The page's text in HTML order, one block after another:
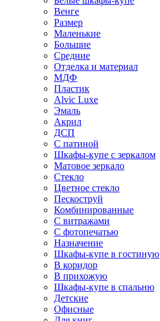
Венге
Размер
Маленькие
Большие
Средние
Отделка и материал
МДФ
Пластик
Alvic Luxe
Эмаль
Акрил
ДСП
С патиной
Шкафы-купе с зеркалом
Матовое зеркало
Стекло
Цветное стекло
Пескоструй
Комбинированные
С витражами
С фотопечатью
Назначение
Шкафы-купе в гостиную
В коридор
В прихожую
Шкафы-купе в спальню
Детские
Офисные